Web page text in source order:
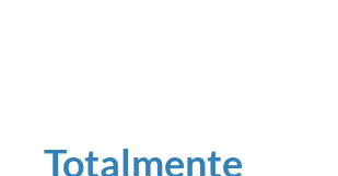
Totalmente